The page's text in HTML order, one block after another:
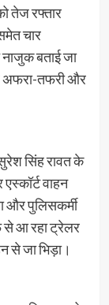
तेज रफ्तार
चार
नाजुक बताई जा
अफरा-तफरी और
सिंह रावत के
वाहन
और पुलिसकर्मी
से आ रहा ट्रेलर
से जा भिड़ा।